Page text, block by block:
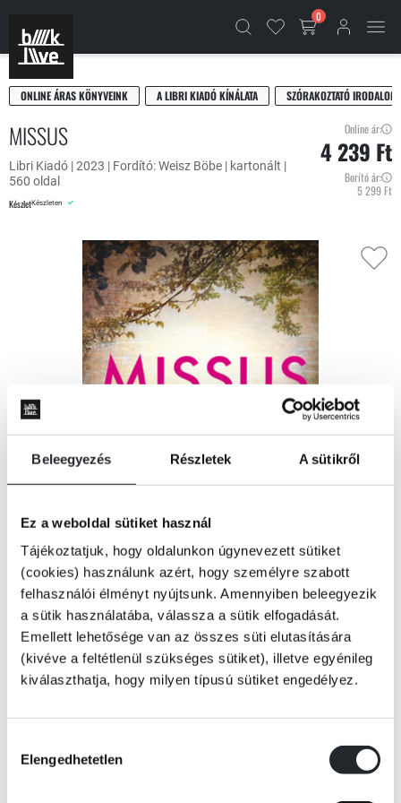
Beleegyezés Részletek A sütikről
Ez a weboldal sütiket használ
Tájékoztatjuk, hogy oldalunkon úgynevezett sütiket
(cookies) használunk azért, hogy személyre szabott
felhasználói élményt nyújtsunk. Amennyiben beleegyezik
a sütik használatába, válassza a sütik elfogadását.
Emellett lehetősége van az összes süti elutasítására
(kivéve a feltétlenül szükséges sütiket), illetve egyénileg
kiválaszthatja, hogy milyen típusú sütiket engedélyez.
kiválasztása
Elengedhetetlen
0
ONLINE ÁRAS KÖNYVEINK A LIBRI KIADÓ KÍNÁLATA SZÓRAKOZTATÓ IRODALOM
MISSUS
Libri Kiadó | 2023 | Fordító: Weisz Böbe | kartonált |
560 oldal
KészletKészleten
Online ár:
4 239 Ft
Borító ár:
5 299 Ft
KOSÁRBA